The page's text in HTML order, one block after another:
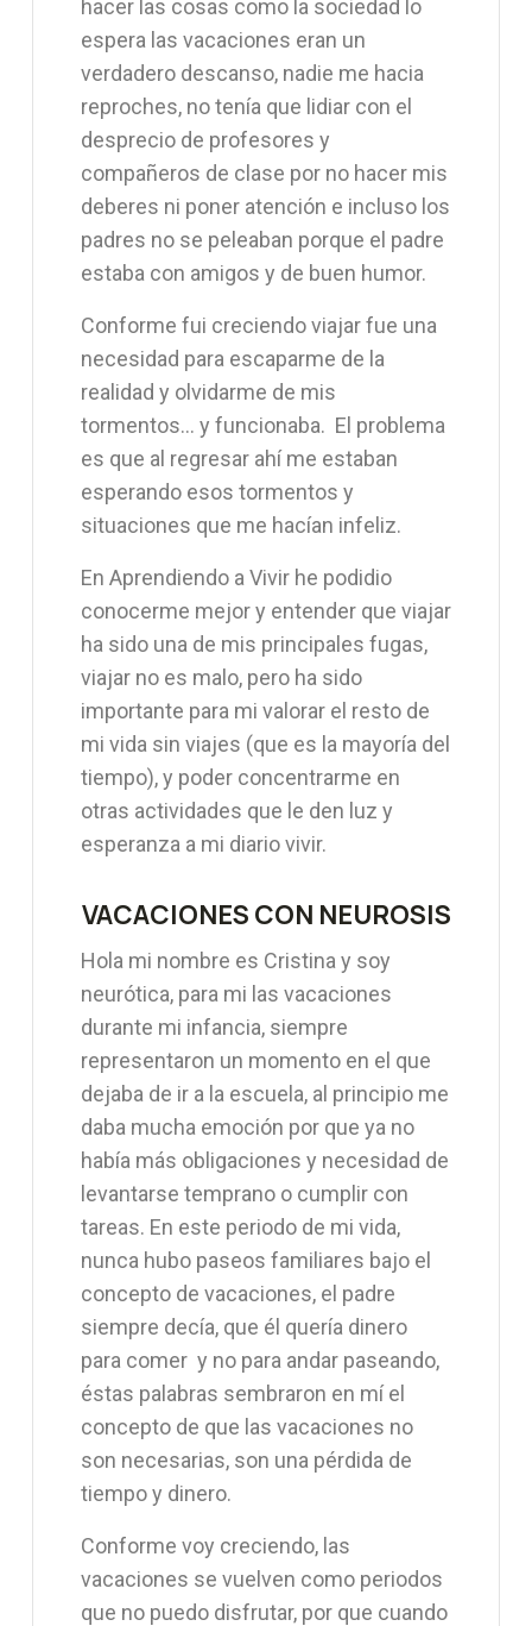
hacer las cosas como la sociedad lo
espera las vacaciones eran un
verdadero descanso, nadie me hacia
reproches, no tenía que lidiar con el
desprecio de profesores y
compañeros de clase por no hacer mis
deberes ni poner atención e incluso los
padres no se peleaban porque el padre
estaba con amigos y de buen humor.
Conforme fui creciendo viajar fue una
necesidad para escaparme de la
realidad y olvidarme de mis
tormentos… y funcionaba. El problema
es que al regresar ahí me estaban
esperando esos tormentos y
situaciones que me hacían infeliz.
En Aprendiendo a Vivir he podidio
conocerme mejor y entender que viajar
ha sido una de mis principales fugas,
viajar no es malo, pero ha sido
importante para mi valorar el resto de
mi vida sin viajes (que es la mayoría del
tiempo), y poder concentrarme en
otras actividades que le den luz y
esperanza a mi diario vivir.
VACACIONES CON NEUROSIS
Hola mi nombre es Cristina y soy
neurótica, para mi las vacaciones
durante mi infancia, siempre
representaron un momento en el que
dejaba de ir a la escuela, al principio me
daba mucha emoción por que ya no
había más obligaciones y necesidad de
levantarse temprano o cumplir con
tareas. En este periodo de mi vida,
nunca hubo paseos familiares bajo el
concepto de vacaciones, el padre
siempre decía, que él quería dinero
para comer y no para andar paseando,
éstas palabras sembraron en mí el
concepto de que las vacaciones no
son necesarias, son una pérdida de
tiempo y dinero.
Conforme voy creciendo, las
vacaciones se vuelven como periodos
que no puedo disfrutar, por que cuando